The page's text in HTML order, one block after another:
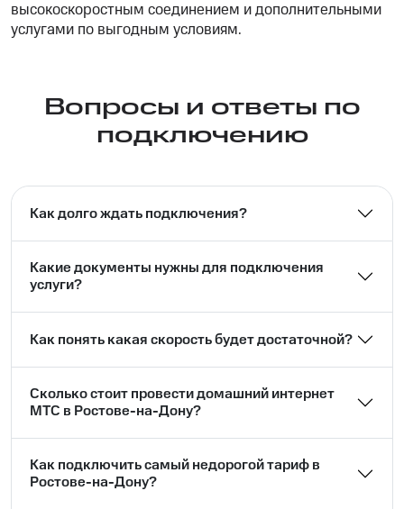
высокоскоростным соединением и дополнительными
услугами по выгодным условиям.
Вопросы и ответы по
подключению
Как долго ждать подключения?
Какие документы нужны для подключения
услуги?
Как понять какая скорость будет достаточной?
Сколько стоит провести домашний интернет
МТС в Ростове-на-Дону?
Как подключить самый недорогой тариф в
Ростове-на-Дону?